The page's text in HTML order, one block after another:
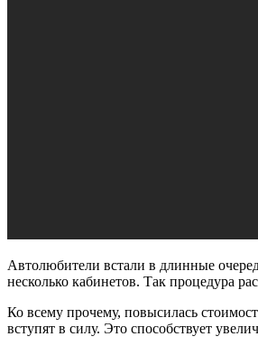
Автолюбители встали в длинные
несколько кабинетов. Так процедура
Ко всему прочему, повысилась
вступят в силу. Это способствует